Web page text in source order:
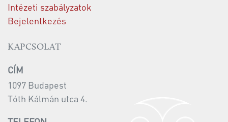
Intézeti szabályzatok
Bejelentkezés
KAPCSOLAT
CÍM
1097 Budapest
Tóth Kálmán utca 4.